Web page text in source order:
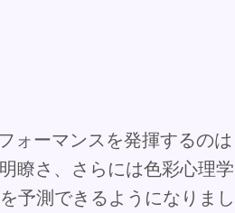
ォーマンスを発揮するのは
瞭さ、さらには色彩心理学
予測できるようになりまし